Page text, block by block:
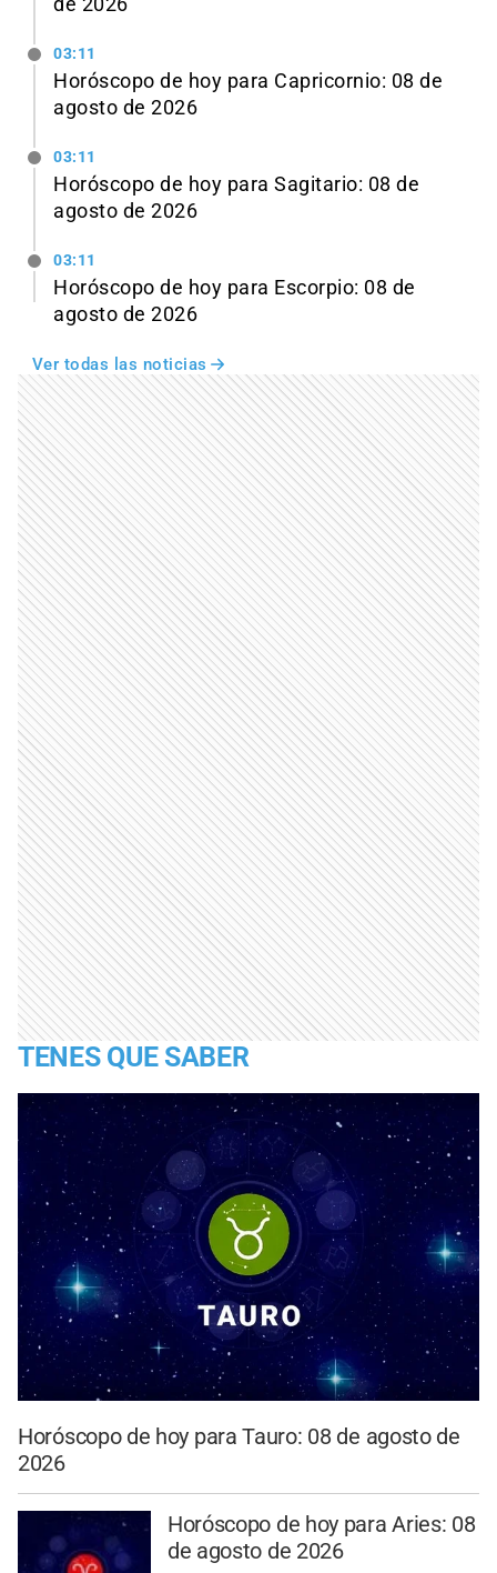
de 2026
03:11
Horóscopo de hoy para Capricornio: 08 de
agosto de 2026
03:11
Horóscopo de hoy para Sagitario: 08 de
agosto de 2026
03:11
Horóscopo de hoy para Escorpio: 08 de
agosto de 2026
Ver todas las noticias
TENES QUE SABER
Horóscopo de hoy para Tauro: 08 de agosto de
2026
Horóscopo de hoy para Aries: 08
de agosto de 2026